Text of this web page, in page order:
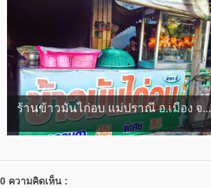
ร้านข้าวมันไก่อบ แม่ปราณี อ.เมือง จ...
0 ความคิดเห็น :